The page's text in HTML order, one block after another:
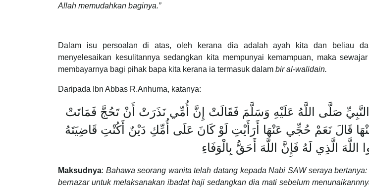
Allah memudahkan baginya.”
Dalam isu persoalan di atas, oleh kerana dia adalah ayah kita dan beliau
menyelesaikan kesulitannya sedangkan kita mempunyai kemampuan, maka
membayarnya bagi pihak bapa kita kerana ia termasuk dalam bir al-walidain.
Daripada Ibn Abbas R.Anhuma, katanya:
صَلَّى اللَّهُ عَلَيْهِ وَسَلَّمَ فَقَالَتْ إِنَّ أُمِّي نَذَرَتْ أَنْ تَحُجَّ فَمَاتَتْ
قَالَ نَعَمْ حُجِّي عَنْهَا أَرَأَيْتِ لَوْ كَانَ عَلَى أُمِّكِ دَيْنٌ أَكُنْتِ قَاضِيَتَهُ
الَّذِي لَهُ فَإِنَّ اللَّهَ أَحَقُّ بِالْوَفَاءِ
Maksudnya: Bahawa seorang wanita telah datang kepada Nabi SAW seraya
bernazar untuk melaksanakan ibadat haji sedangkan dia mati sebelum